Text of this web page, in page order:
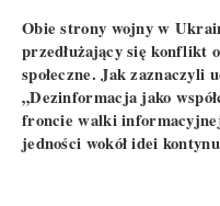
Obie strony wojny w
przedłużający się konflikt
społeczne. Jak zaznaczyli
„Dezinformacja jako
froncie walki
jedności wokół idei